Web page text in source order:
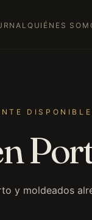
QUIÉNES
y moldeados